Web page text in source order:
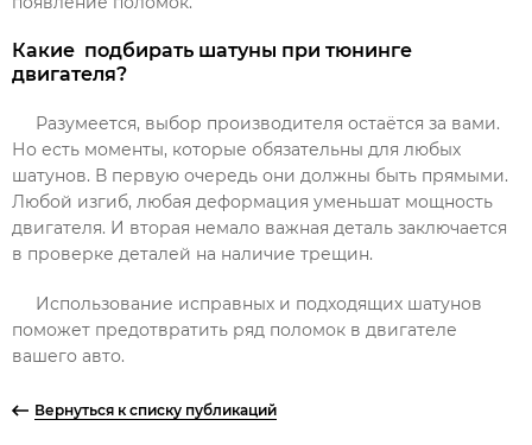
Какие подбирать шатуны при тюнинге
двигателя?
Разумеется, выбор производителя остаётся за вами.
Но есть моменты, которые обязательны для любых
шатунов. В первую очередь они должны быть прямыми.
Любой изгиб, любая деформация уменьшат мощность
двигателя. И вторая немало важная деталь заключается
в проверке деталей на наличие трещин.
Использование исправных и подходящих шатунов
поможет предотвратить ряд поломок в двигателе
вашего авто.
Вернуться к списку публикаций